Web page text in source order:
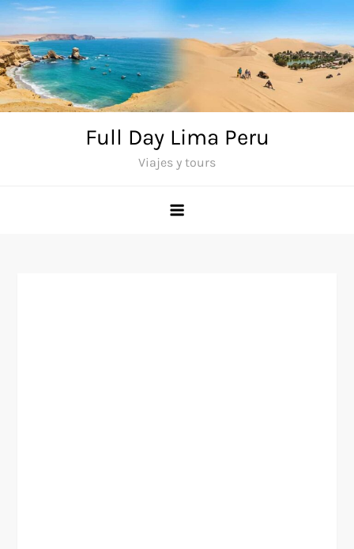
Saltar
al
contenido
Full Day Lima Peru
Viajes y tours